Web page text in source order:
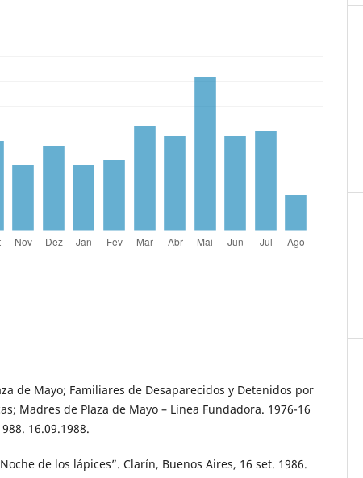
de Mayo; Familiares de Desaparecidos y Detenidos por
Madres de Plaza de Mayo – Línea Fundadora. 1976-16
16.09.1988.
de los lápices”. Clarín, Buenos Aires, 16 set. 1986.